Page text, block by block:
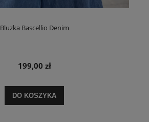
Bluzka Bascellio Denim
199,00 zł
DO KOSZYKA